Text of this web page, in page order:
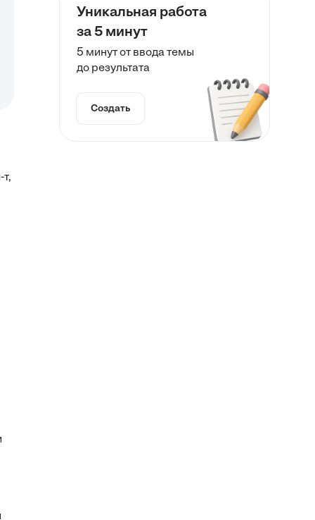
Уникальная работа
за 5 минут
5 минут от ввода темы
до результата
Создать